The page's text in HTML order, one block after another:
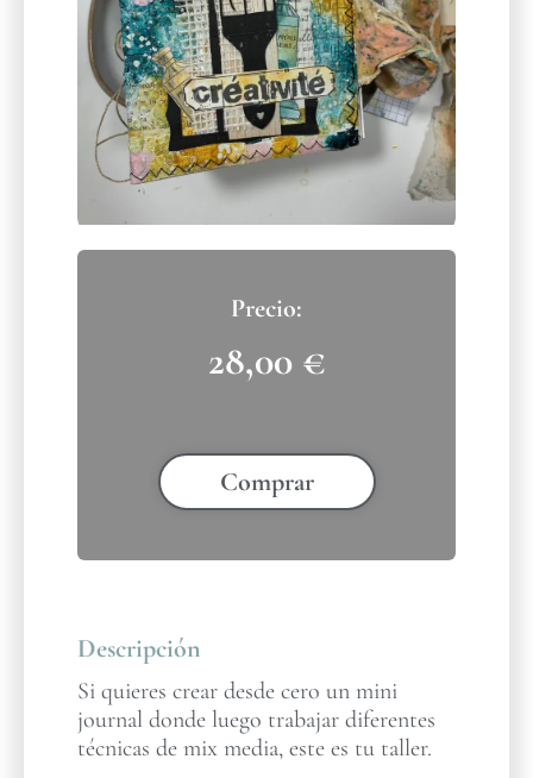
28,00 €
Comprar
Descripción
Si quieres crear desde cero un mini
journal donde luego trabajar diferentes
técnicas de mix media, este es tu taller.